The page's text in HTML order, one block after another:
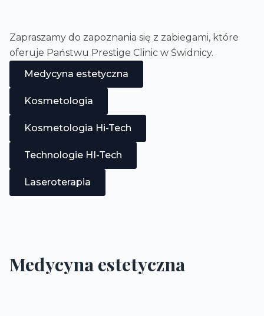
Zapraszamy do zapoznania się z zabiegami, które
oferuje Państwu Prestige Clinic w Świdnicy.
Medycyna estetyczna
Kosmetologia
Kosmetologia Hi-Tech
Technologie HI-Tech
Laseroterapia
Medycyna estetyczna